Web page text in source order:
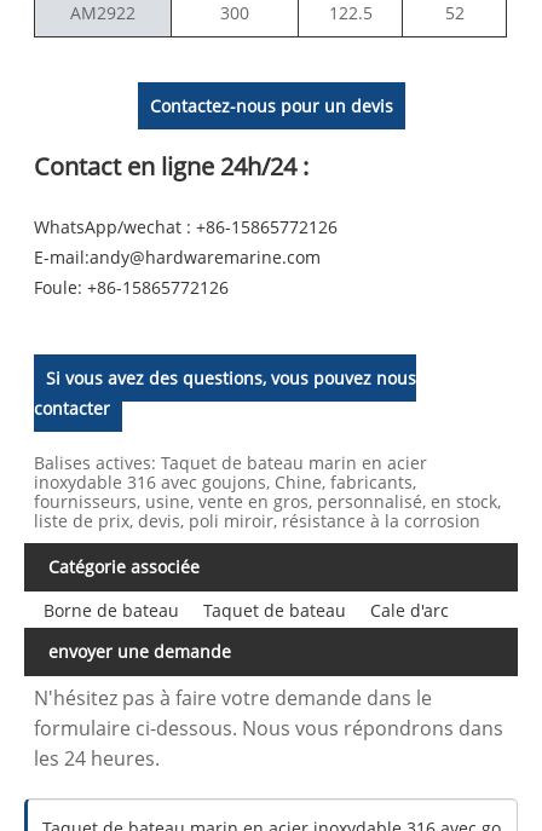
AM2922 300 122.5 52
Contactez-nous pour un devis
Contact en ligne 24h/24 :
WhatsApp/wechat : +86-15865772126
E-mail:andy@hardwaremarine.com
Foule:+86-15865772126
Si vous avez des questions, vous pouvez nous
contacter
Balises actives: Taquet de bateau marin en acier
inoxydable 316 avec goujons, Chine, fabricants,
fournisseurs, usine, vente en gros, personnalisé, en stock,
liste de prix, devis, poli miroir, résistance à la corrosion
Catégorie associée
Borne de bateau
Taquet de bateau
Cale d'arc
envoyer une demande
N'hésitez pas à faire votre demande dans le
formulaire ci-dessous. Nous vous répondrons dans
les 24 heures.